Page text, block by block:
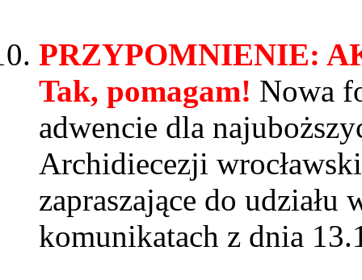
PRZYPOMNIENIE:
Tak, pomagam! Nowa
adwencie dla
Archidiecezji
zapraszające do
komunikatach z dnia